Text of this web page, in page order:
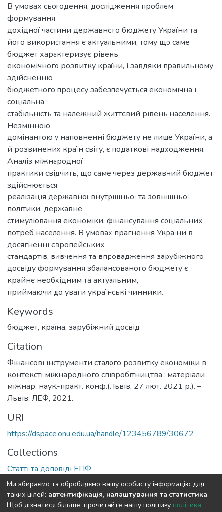
В умовах сьогодення, дослідження проблем
формування
дохідної частини державного бюджету України та
його використання є актуальними, тому що саме
бюджет характеризує рівень
економічного розвитку країни, і завдяки правильному
здійсненню
бюджетного процесу забезпечується економічна і
соціальна
стабільність та належний життєвий рівень населення.
Незмінною
домінантою у наповненні бюджету не лише України, а
й розвинених країн світу, є податкові надходження.
Аналіз міжнародної
практики свідчить, що саме через державний бюджет
здійснюється
реалізація державної внутрішньої та зовнішньої
політики, державне
стимулювання економіки, фінансування соціальних
потреб населення. В умовах прагнення України в
досягненні європейських
стандартів, вивчення та впровадження зарубіжного
досвіду формування збалансованого бюджету є
крайнє необхідним та актуальним,
приймаючи до уваги українські чинники.
Keywords
бюджет, країна, зарубіжний досвід
Citation
Фінансові інструменти сталого розвитку економіки в
контексті міжнародного співробітництва : матеріали
міжнар. наук.-практ. конф.(Львів, 27 лют. 2021 р.). –
Львів: ЛЕФ, 2021.
URI
https://dspace.onu.edu.ua/handle/123456789/30672
Collections
Статті та доповіді ЕПФ
Full item page
Ми збираємо та обробляємо вашу особисту інформацію для
таких цілей: автентифікація, налаштування та статистика.
Щоб дізнатися більше, прочитайте нашу політику політика